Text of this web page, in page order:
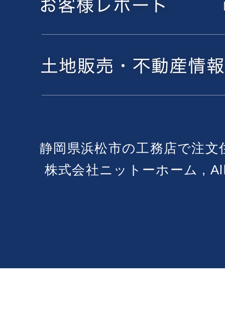
静岡県浜松市の工務店で注
株式会社ニットーホーム ,